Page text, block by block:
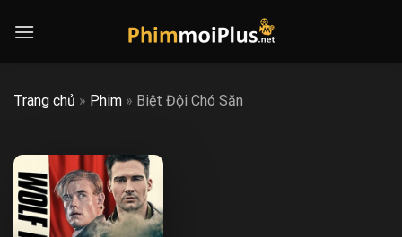
Trang chủ » Phim » Biệt Đội Chó Săn